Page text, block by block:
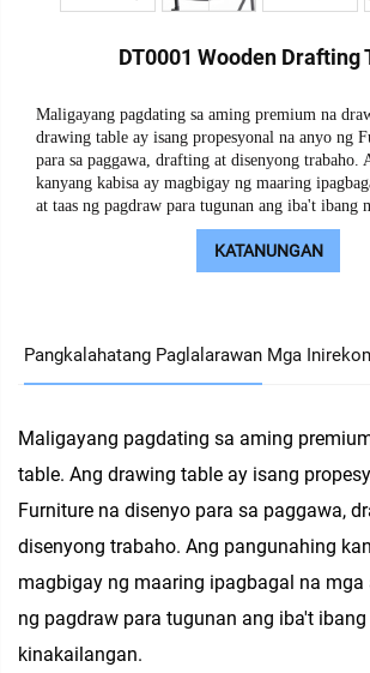
DT0001 Wooden Drafting
Maligayang pagdating sa aming premium na
drawing table ay isang propesyonal na anyo ng
para sa paggawa, drafting at disenyong trabaho.
kanyang kabisa ay magbigay ng maaring
at taas ng pagdraw para tugunan ang iba't ibang
KATANUNGAN
Pangkalahatang Paglalarawan Mga
Maligayang pagdating sa aming
table. Ang drawing table ay isang
Furniture na disenyo para sa paggawa,
disenyong trabaho. Ang pangunahing
magbigay ng maaring ipagbagal na
ng pagdraw para tugunan ang iba't
kinakailangan.